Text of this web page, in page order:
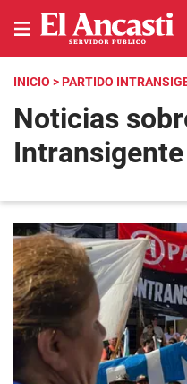
INICIO > PARTIDO
Noticias
Intransigente